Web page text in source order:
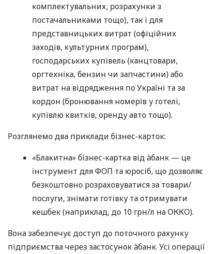
комплектувальних, розрахунки з
постачальниками тощо), так і для
представницьких витрат (офіційних
заходів, культурних програм),
господарських купівель (канцтовари,
оргтехніка, бензин чи запчастини) або
витрат на відрядження по Україні та за
кордон (бронювання номерів у готелі,
купівлю квитків, оренду авто тощо).
Розглянемо два приклади бізнес-карток:
«Блакитна» бізнес-картка від àбанк — це
інструмент для ФОП та юросіб, що дозволяє
безкоштовно розраховуватися за товари/
послуги, знімати готівку та отримувати
кешбек (наприклад, до 10 грн/л на ОККО).
Вона забезпечує доступ до поточного рахунку
підприємства через застосунок àбанк. Усі операції